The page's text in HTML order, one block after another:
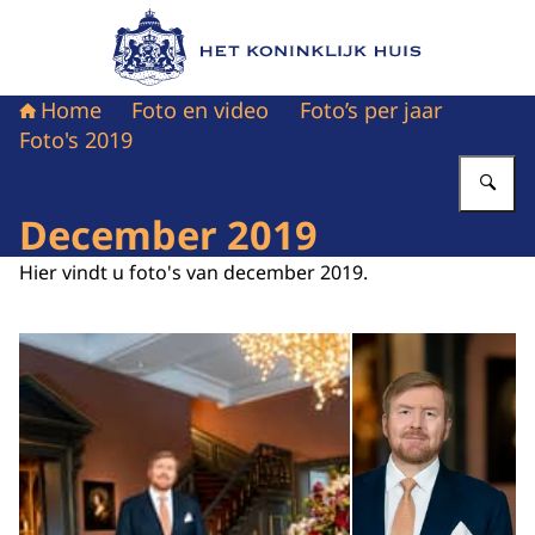
Naar de homepage van Het Koninklijk Huis
Home Foto en video
Foto’s per jaar
Foto's 2019
December 2019
Hier vindt u foto's van december 2019.
Open de galerij in vergrote